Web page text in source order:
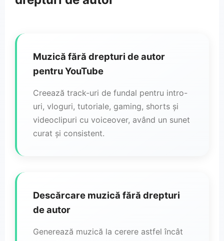
Muzică fără drepturi de autor
pentru YouTube
Creează track-uri de fundal pentru intro-
uri, vloguri, tutoriale, gaming, shorts și
videoclipuri cu voiceover, având un sunet
curat și consistent.
Descărcare muzică fără drepturi
de autor
Generează muzică la cerere astfel încât